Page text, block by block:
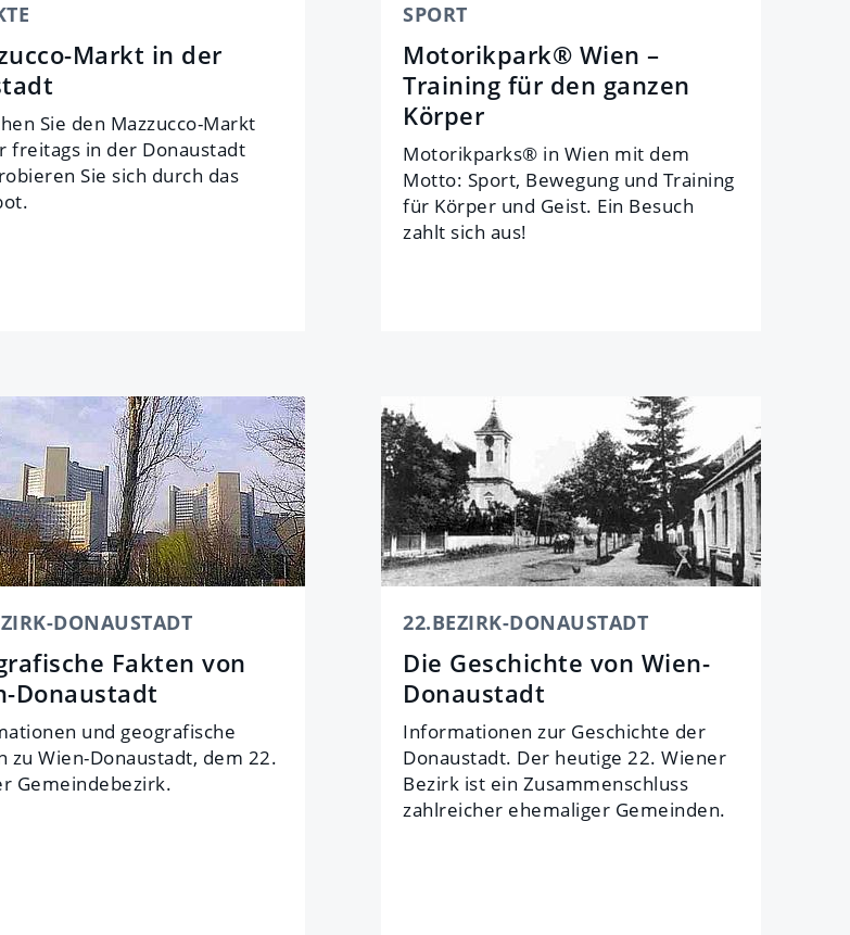
Markt in der
Sie den Mazzucco-Markt
freitags in der Donaustadt
Sie sich durch das
SPORT
Motorikpark® Wien –
Training für den ganzen
Körper
Motorikparks® in Wien mit dem
Motto: Sport, Bewegung und Training
für Körper und Geist. Ein Besuch
zahlt sich aus!
DONAUSTADT
Fakten von
Donaustadt
und geografische
zu Wien-Donaustadt, dem 22.
Gemeindebezirk.
22.BEZIRK-DONAUSTADT
Die Geschichte von Wien-
Donaustadt
Informationen zur Geschichte der
Donaustadt. Der heutige 22. Wiener
Bezirk ist ein Zusammenschluss
zahlreicher ehemaliger Gemeinden.